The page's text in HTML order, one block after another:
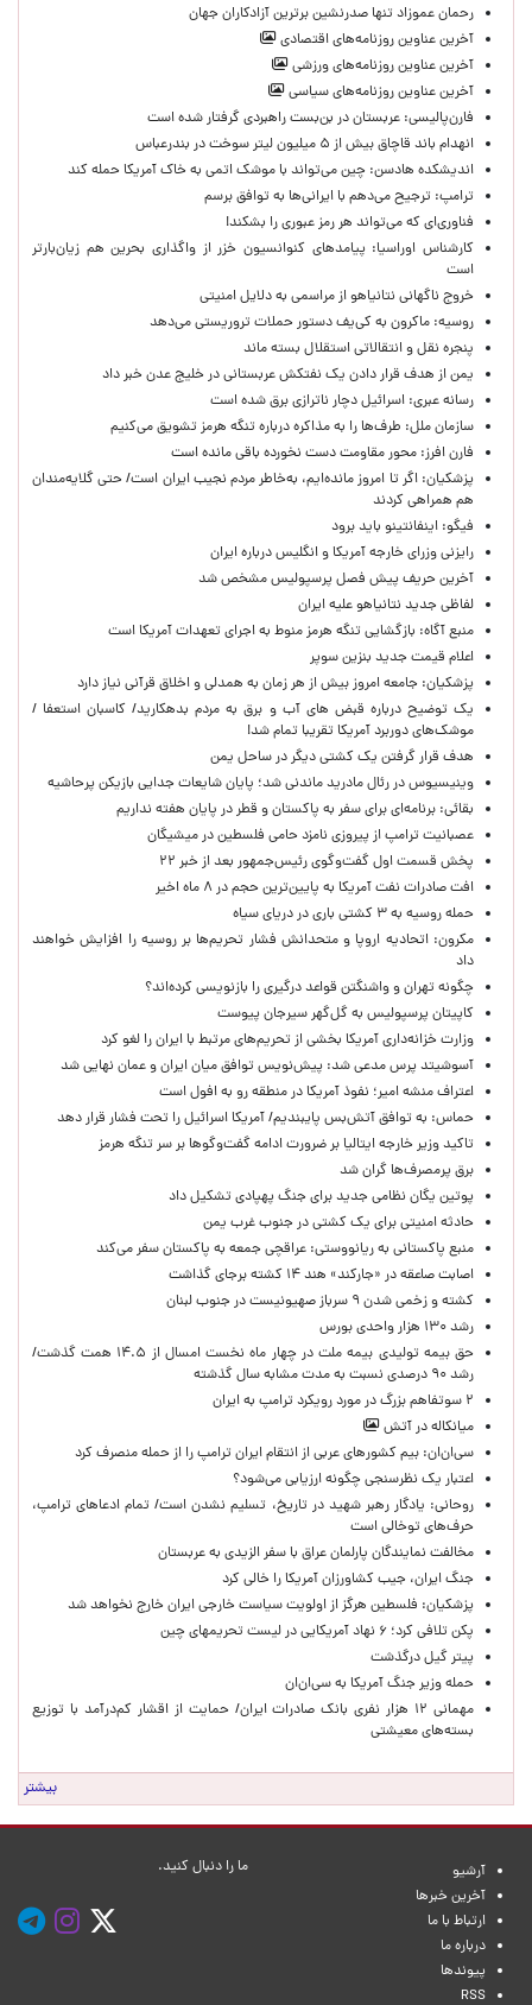
رحمان عموزاد تنها صدرنشین برترین آزادکاران جهان
آخرین عناوین روزنامه‌های اقتصادی
آخرین عناوین روزنامه‌های ورزشی
آخرین عناوین روزنامه‌های سیاسی
فارن‌پالیسی: عربستان در بن‌بست راهبردی گرفتار شده است
انهدام باند قاچاق بیش از ۵ میلیون لیتر سوخت در بندرعباس
اندیشکده هادسن: چین می‌تواند با موشک اتمی به خاک آمریکا حمله کند
ترامپ: ترجیح می‌دهم با ایرانی‌‌ها به توافق برسم
فناوری‌ای که می‌تواند هر رمز عبوری را بشکند!
کارشناس اوراسیا: پیامدهای کنوانسیون خزر از واگذاری بحرین هم زیان‌بارتر
است
خروج ناگهانی نتانیاهو از مراسمی به دلایل امنیتی
روسیه: ماکرون به کی‌یف دستور حملات تروریستی می‌دهد
پنجره‌ نقل و انتقالاتی استقلال بسته ماند
یمن از هدف قرار دادن یک نفتکش عربستانی در خلیج عدن خبر داد
رسانه عبری: اسرائیل دچار ناترازی برق شده است
سازمان ملل: طرف‌ها را به مذاکره درباره تنگه هرمز تشویق می‌کنیم
فارن افرز: محور مقاومت دست نخورده باقی مانده است
پزشکیان: اگر تا امروز مانده‌ایم، به‌خاطر مردم نجیب ایران است/ حتی گلایه‌مندان
هم همراهی کردند
فیگو: اینفانتینو باید برود
رایزنی وزرای خارجه آمریکا و انگلیس درباره ایران
آخرین حریف پیش فصل پرسپولیس مشخص شد
لفاظی جدید نتانیاهو علیه ایران
منبع آگاه: بازگشایی تنگه هرمز منوط به اجرای تعهدات آمریکا است
اعلام قیمت جدید بنزین سوپر
پزشکیان: جامعه امروز بیش از هر زمان به همدلی و اخلاق قرآنی نیاز دارد
یک توضیح درباره قبض های آب و برق به مردم بدهکارید/ کاسبان استعفا /
موشک‌های دوربرد آمریکا تقریبا تمام شد!
هدف قرار گرفتن یک کشتی دیگر در ساحل یمن
وینیسیوس در رئال مادرید ماندنی شد؛ پایان شایعات جدایی بازیکن پرحاشیه
بقائی: برنامه‌ای برای سفر به پاکستان و قطر در پایان هفته نداریم
عصبانیت ترامپ از پیروزی نامزد حامی فلسطین در میشیگان
پخش قسمت اول گفت‌وگوی رئیس‌جمهور بعد از خبر ۲۲
افت صادرات نفت آمریکا به پایین‌ترین حجم در ۸ ماه اخیر
حمله روسیه به ۳ کشتی باری در دریای سیاه
مکرون: اتحادیه اروپا و متحدانش فشار تحریم‌ها بر روسیه را افزایش خواهند
داد
چگونه تهران و واشنگتن قواعد درگیری را بازنویسی کرده‌اند؟
کاپیتان پرسپولیس به گل‌گهر سیرجان پیوست
وزارت خزانه‌داری آمریکا بخشی از تحریم‌های مرتبط با ایران را لغو کرد
آسوشیتد پرس مدعی شد: پیش‌نویس توافق میان ایران و عمان نهایی شد
اعتراف منشه امیر؛ نفوذ آمریکا در منطقه رو به افول است
حماس: به توافق آتش‌بس پایبندیم/ آمریکا اسرائیل را تحت فشار قرار دهد
تاکید وزیر خارجه ایتالیا بر ضرورت ادامه گفت‌وگوها بر سر تنگه هرمز
برق پرمصرف‌ها گران شد
پوتین یگان نظامی جدید برای جنگ پهپادی تشکیل داد
حادثه امنیتی برای یک کشتی در جنوب غرب یمن
منبع پاکستانی به ریانووستی: عراقچی جمعه به پاکستان سفر می‌کند
اصابت صاعقه در «جارکند» هند ۱۴ کشته برجای گذاشت
کشته و زخمی شدن ۹ سرباز صهیونیست در جنوب لبنان
رشد ۱۳۰ هزار واحدی بورس
حق بیمه تولیدی بیمه ملت در چهار ماه نخست امسال از ۱۴.۵ همت گذشت/
رشد ۹۰ درصدی نسبت به مدت مشابه سال گذشته
۲ سوتفاهم بزرگ در مورد رویکرد ترامپ به ایران
میانکاله در آتش
سی‌ان‌ان: بیم کشورهای عربی از انتقام ایران ترامپ را از حمله منصرف کرد
اعتبار یک نظرسنجی چگونه ارزیابی می‌شود؟
روحانی: یادگار رهبر شهید در تاریخ، تسلیم نشدن است/ تمام ادعاهای ترامپ،
حرف‌های توخالی است
مخالفت نمایندگان پارلمان عراق با سفر الزیدی به عربستان
جنگ ایران، جیب کشاورزان آمریکا را خالی کرد
پزشکیان: فلسطین هرگز از اولویت سیاست خارجی ایران خارج نخواهد شد
پکن تلافی کرد؛ ۶ نهاد آمریکایی در لیست تحریمهای چین
پیتر گیل درگذشت
حمله وزیر جنگ آمریکا به سی‌ان‌ان
مهمانی ۱۲ هزار نفری بانک صادرات ایران/ حمایت از اقشار کم‌درآمد با توزیع
بسته‌های معیشتی
بیشتر
آرشیو
آخرین خبرها
ارتباط با ما
درباره ما
پیوندها
RSS
ما را دنبال کنید.